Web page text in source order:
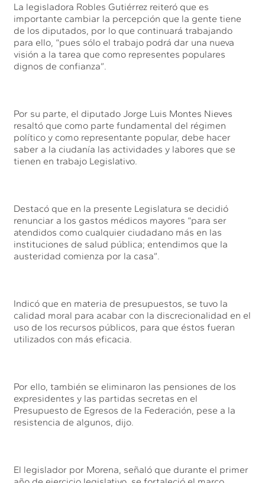
La legisladora Robles Gutiérrez reiteró que es
importante cambiar la percepción que la gente tiene
de los diputados, por lo que continuará trabajando
para ello, “pues sólo el trabajo podrá dar una nueva
visión a la tarea que como representes populares
dignos de confianza”.
Por su parte, el diputado Jorge Luis Montes Nieves
resaltó que como parte fundamental del régimen
político y como representante popular, debe hacer
saber a la ciudanía las actividades y labores que se
tienen en trabajo Legislativo.
Destacó que en la presente Legislatura se decidió
renunciar a los gastos médicos mayores “para ser
atendidos como cualquier ciudadano más en las
instituciones de salud pública; entendimos que la
austeridad comienza por la casa”.
Indicó que en materia de presupuestos, se tuvo la
calidad moral para acabar con la discrecionalidad en el
uso de los recursos públicos, para que éstos fueran
utilizados con más eficacia.
Por ello, también se eliminaron las pensiones de los
expresidentes y las partidas secretas en el
Presupuesto de Egresos de la Federación, pese a la
resistencia de algunos, dijo.
El legislador por Morena, señaló que durante el primer